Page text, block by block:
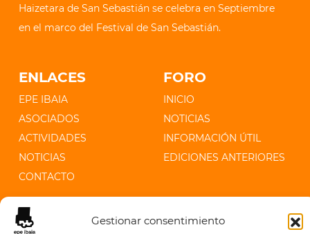
Gestionar consentimiento
Haizetara de San Sebastián se celebra en Septiembre
en el marco del Festival de San Sebastián.
ENLACES
EPE IBAIA
ASOCIADOS
ACTIVIDADES
NOTICIAS
CONTACTO
FORO
INICIO
NOTICIAS
INFORMACIÓN ÚTIL
EDICIONES ANTERIORES
CONTACTO